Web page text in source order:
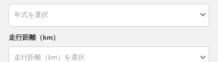
走行距離（km）